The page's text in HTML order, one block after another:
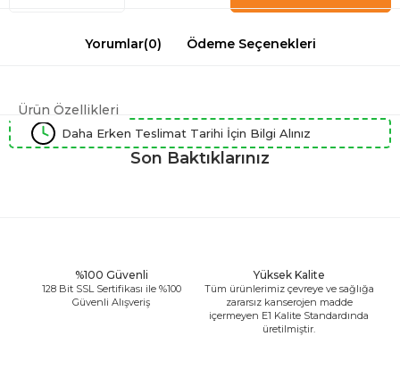
Yorumlar(0) Ödeme Seçenekleri
Ürün Özellikleri
Daha Erken Teslimat Tarihi İçin Bilgi Alınız
Son Baktıklarınız
%100 Güvenli
128 Bit SSL Sertifikası ile %100
Güvenli Alışveriş
Yüksek Kalite
Tüm ürünlerimiz çevreye ve sağlığa
zararsız kanserojen madde
içermeyen E1 Kalite Standardında
üretilmiştir.